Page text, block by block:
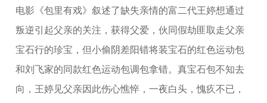
电影《包里有戏》叙述了缺失亲情的富二代王婷想通过
叛逆引起父亲的关注，获得父爱，伙同假劫匪取走父亲
宝石行的珍宝，但小偷阴差阳错将装宝石的红色运动包
和刘飞家的同款红色运动包调包拿错。真宝石包不知去
向，王婷见父亲因此伤心憔悴，一夜白头，愧疚不已，